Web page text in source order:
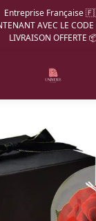
Entreprise Française
AVEC LE CODE
LIVRAISON OFFERTE